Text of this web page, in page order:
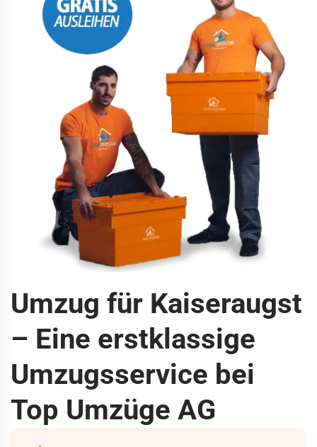
Umzug für Kaiseraugst
– Eine erstklassige
Umzugsservice bei
Top Umzüge AG